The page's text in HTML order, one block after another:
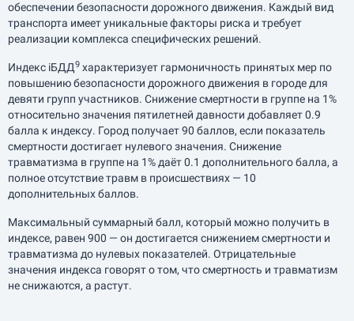
обеспечении безопасности дорожного движения. Каждый вид
транспорта имеет уникальные факторы риска и требует
реализации комплекса специфических решений.
Индекс iБДД9 характеризует гармоничность принятых мер по
повышению безопасности дорожного движения в городе для
девяти групп участников. Снижение смертности в группе на 1%
относительно значения пятилетней давности добавляет 0.9
балла к индексу. Город получает 90 баллов, если показатель
смертности достигает нулевого значения. Снижение
травматизма в группе на 1% даёт 0.1 дополнительного балла, а
полное отсутствие травм в происшествиях — 10
дополнительных баллов.
Максимальный суммарный балл, который можно получить в
индексе, равен 900 — он достигается снижением смертности и
травматизма до нулевых показателей. Отрицательные
значения индекса говорят о том, что смертность и травматизм
не снижаются, а растут.